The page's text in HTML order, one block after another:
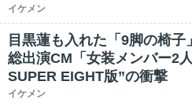
イケメン
目黒蓮も入れた「9脚の椅
総出演CM「女装メンバー2
SUPER EIGHT版”の衝撃
イケメン